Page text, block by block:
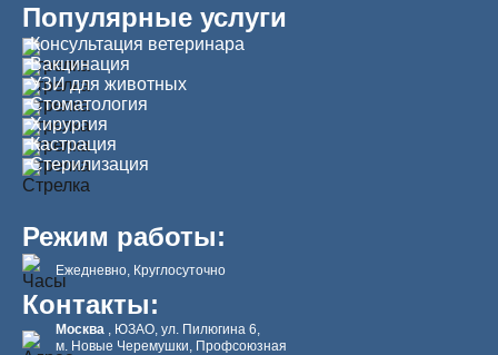
Популярные услуги
Консультация ветеринара
Вакцинация
УЗИ для животных
Стоматология
Хирургия
Кастрация
Стерилизация
Режим работы:
Ежедневно, Круглосуточно
Контакты:
Москва
, ЮЗАО, ул. Пилюгина 6,
м. Новые Черемушки, Профсоюзная